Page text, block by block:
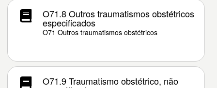
O71.8 Outros traumatismos obstétricos
especificados
O71 Outros traumatismos obstétricos
O71.9 Traumatismo obstétrico, não